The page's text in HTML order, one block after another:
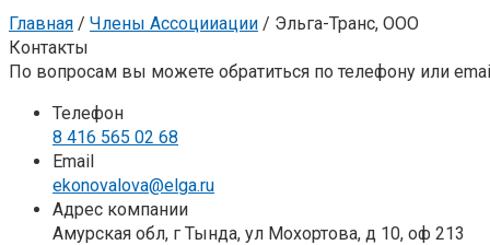
Главная / Члены Ассоцииации / Эльга-Транс, ООО
Контакты
По вопросам вы можете обратиться по телефону или
Телефон
8 416 565 02 68
Email
ekonovalova@elga.ru
Адрес компании
Амурская обл, г Тында, ул Мохортова, д 10, оф 213